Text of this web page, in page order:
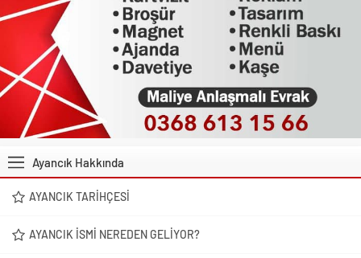
9 Ocak 2026 21:20
Ayancık Hakkında
AYANCIK TARIHÇESI
AYANCIK İSMI NEREDEN GELIYOR?